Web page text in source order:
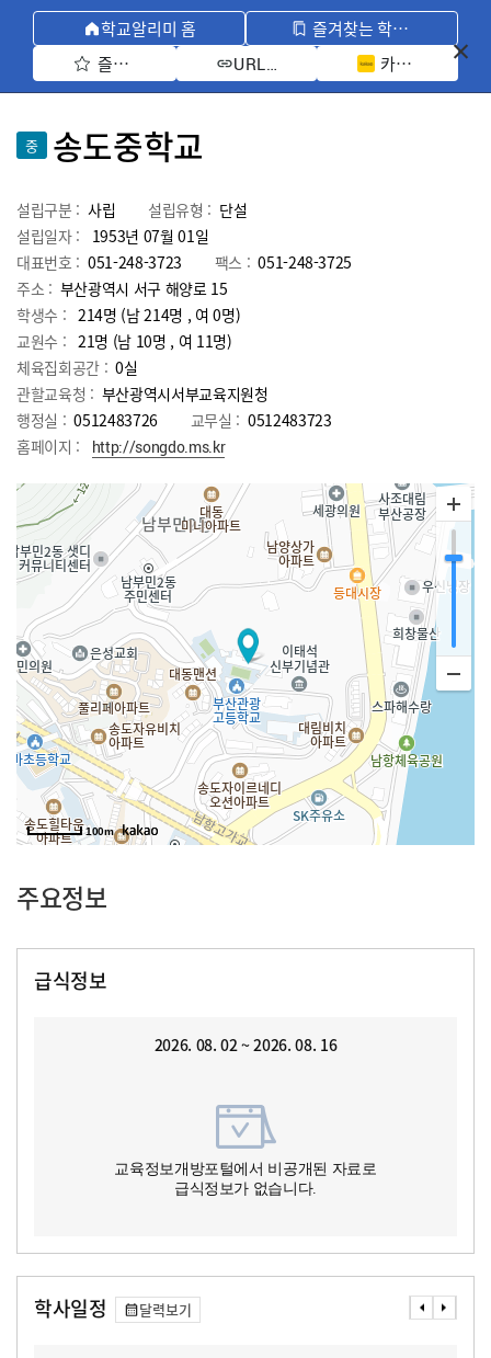
학교알리미 홈
즐겨찾는 학교 모아보기
즐겨찾기 선택
URL 복사 카카오톡 공유
중 송도중학교
설립구분 : 사립 설립유형 : 단설
설립일자 :
1953년 07월 01일
대표번호 : 051-248-3723 팩스 : 051-248-3725
주소 : 부산광역시 서구 해양로 15
학생수 : 214명 (남 214명 , 여 0명)
교원수 : 21명 (남 10명 , 여 11명)
체육집회공간 : 0실
관할교육청 : 부산광역시서부교육지원청
행정실 : 0512483726 교무실 : 0512483723
홈페이지 :
http://songdo.ms.kr
100m
주요정보
급식정보
2026. 08. 02 ~ 2026. 08. 16
교육정보개방포털에서 비공개된 자료로
급식정보가 없습니다.
학사일정 달력보기